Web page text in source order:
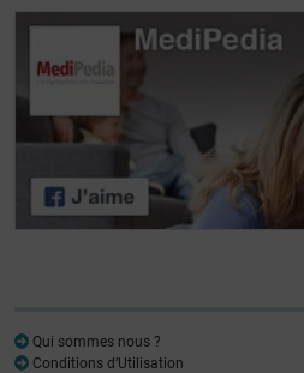
Journée des
patients atteints de
lymphome:
Mariangela Fiorente,
ALWB
Qui sommes nous ?
Conditions d’Utilisation